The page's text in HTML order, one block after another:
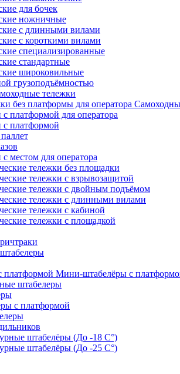
для бочек
ножничные
с длинными вилами
с короткими вилами
специализированные
стандартные
широковильные
грузоподъёмностью
тележки
платформой для оператора
платформой
местом для оператора
тележки без площадки
тележки с взрывозащитой
тележки с двойным подъёмом
тележки с длинными вилами
тележки с кабиной
тележки с площадкой
Мини-штабелёры с
штабелеры
с платформой
штабелёры (До -18 C°)
штабелёры (До -25 C°)